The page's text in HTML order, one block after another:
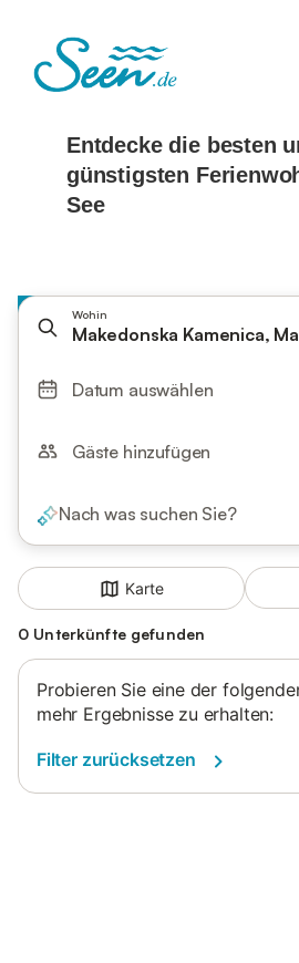
Wohin
Makedonska Kamenica,
Datum auswählen
Gäste hinzufügen
Nach was suchen Sie?
Karte
0 Unterkünfte gefunden
Probieren Sie eine der
mehr Ergebnisse zu erhalten:
Filter zurücksetzen